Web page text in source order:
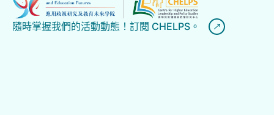
隨時掌握我們的活動動態！訂閱 CHELPS。